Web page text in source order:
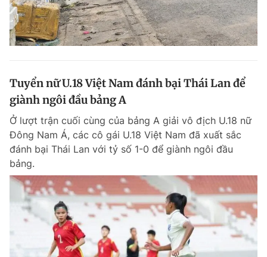
Tuyển nữ U.18 Việt Nam đánh bại Thái Lan để
giành ngôi đầu bảng A
Ở lượt trận cuối cùng của bảng A giải vô địch U.18 nữ
Đông Nam Á, các cô gái U.18 Việt Nam đã xuất sắc
đánh bại Thái Lan với tỷ số 1-0 để giành ngôi đầu
bảng.